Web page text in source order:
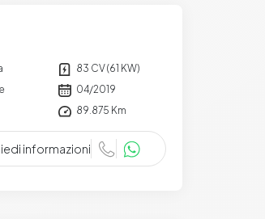
83 CV (61 KW)
04/2019
89.875 Km
informazioni